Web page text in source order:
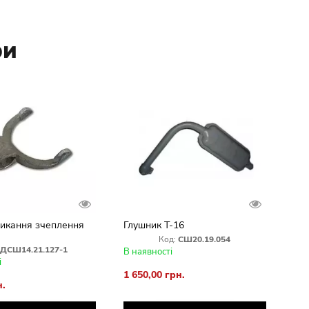
зчеплення
ДСШ14.21.127-1
Глушник Т-16
Код: СШ20.19.054
В наявності
1 650,00 грн.